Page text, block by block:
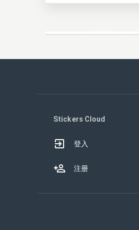
Stickers Cloud
登入
注册